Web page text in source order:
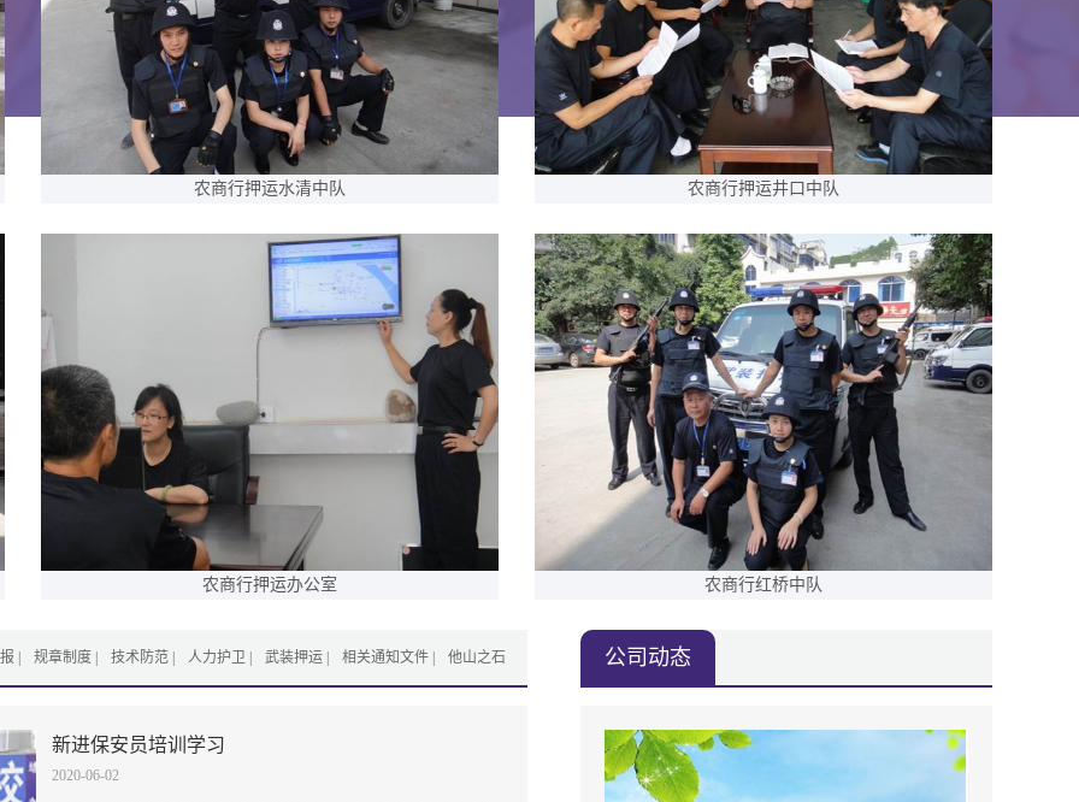
农商行押运水清中队 农商行押运井口中队
农商行押运办公室 农商行红桥中队
规章制度 技术防范 人力护卫 武装押运 相关通知文件 他山之石
新进保安员培训学习
2020-06-02
公司动态